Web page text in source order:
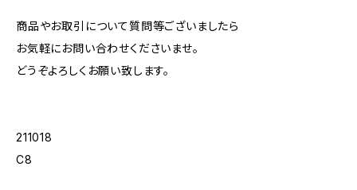
商品やお取引について質問等ございましたら
お気軽にお問い合わせくださいませ。
どうぞよろしくお願い致します。
211018
C8